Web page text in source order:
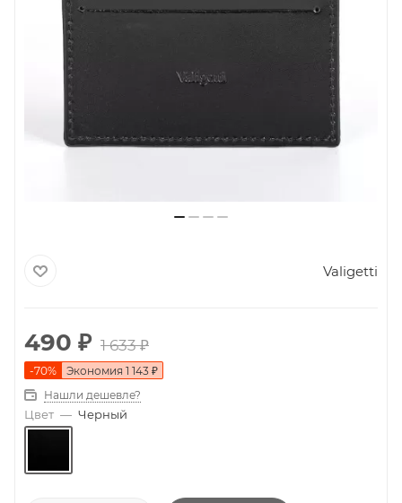
Valigetti
490 ₽ 1 633₽
-70% Экономия 1 143 ₽
Нашли дешевле?
Цвет — Черный